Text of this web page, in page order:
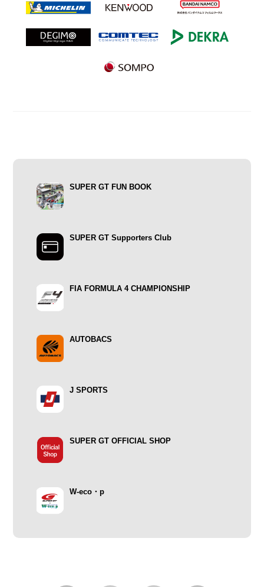
SUPER GT FUN BOOK
SUPER GT Supporters Club
FIA FORMULA 4 CHAMPIONSHIP
AUTOBACS
J SPORTS
SUPER GT OFFICIAL SHOP
W-eco・p